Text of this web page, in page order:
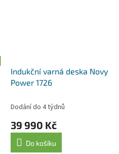
Indukční varná deska Novy
Power 1726
Dodání do 4 týdnů
39 990 Kč
Do košíku